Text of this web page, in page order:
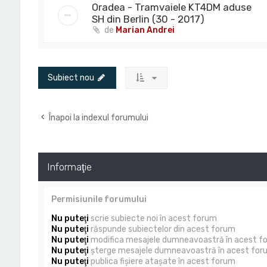
Oradea - Tramvaiele KT4DM aduse
SH din Berlin (30 - 2017)
de Marian Andrei
Subiect nou
Înapoi la indexul forumului
Informaţie
Permisiunile forumului
Nu puteţi scrie subiecte noi în acest forum
Nu puteţi răspunde subiectelor din acest forum
Nu puteţi modifica mesajele dumneavoastră în acest
Nu puteţi şterge mesajele dumneavoastră în acest
Nu puteţi publica fişiere ataşate în acest forum